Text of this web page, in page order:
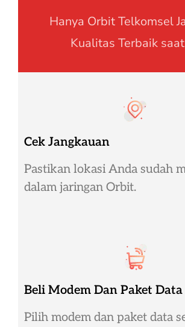
Hanya Orbit Telkomsel
Kualitas Terbaik
Cek Jangkauan
Pastikan lokasi Anda sudah
dalam jaringan Orbit.
Beli Modem Dan Paket Data
Pilih modem dan paket data